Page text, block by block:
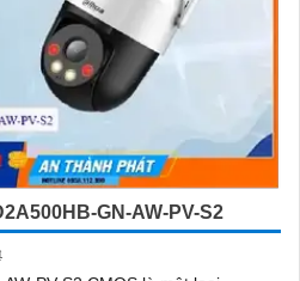
GN-AW-PV-S2